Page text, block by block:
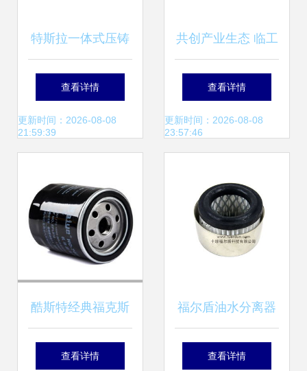
特斯拉一体式压铸
机 从70个零件到1
个，降本增效的新
查看详情
更新时间：2026-08-08
21:59:39
共创产业生态 临工
重机全面开启国际
化新征程
查看详情
更新时间：2026-08-08
23:57:46
酷斯特经典福克斯
机油滤清器 2013
查看详情
福尔盾油水分离器
滤芯FS1020 技术
查看详情